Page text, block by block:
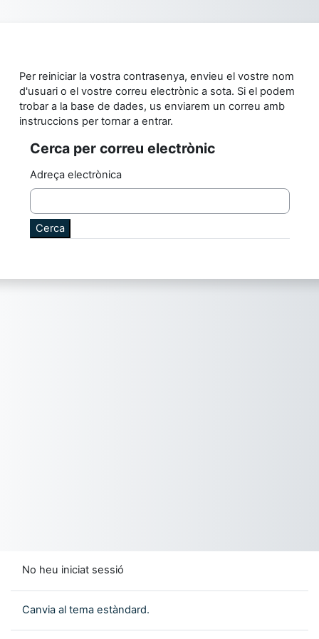
Per reiniciar la vostra contrasenya, envieu el vostre nom
d'usuari o el vostre correu electrònic a sota. Si el podem
trobar a la base de dades, us enviarem un correu amb
instruccions per tornar a entrar.
Cerca per correu electrònic
Cerca per correu electrònic
Adreça electrònica
No heu iniciat sessió
Canvia al tema estàndard.